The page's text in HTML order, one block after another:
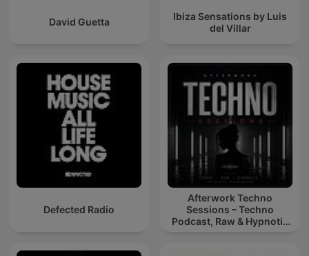
David Guetta
Ibiza Sensations by Luis
del Villar
Defected Radio
Afterwork Techno
Sessions – Techno
Podcast, Raw & Hypnotic